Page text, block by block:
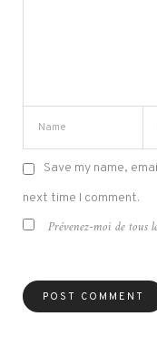
Save my name,
next time I comment.
Prévenez-moi de tous